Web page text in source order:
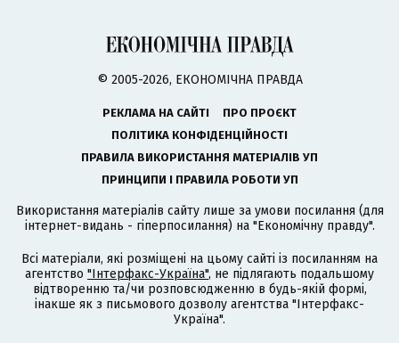
© 2005-2026, ЕКОНОМІЧНА ПРАВДА
РЕКЛАМА НА САЙТІ
ПРО ПРОЄКТ
ПОЛІТИКА КОНФІДЕНЦІЙНОСТІ
ПРАВИЛА ВИКОРИСТАННЯ МАТЕРІАЛІВ УП
ПРИНЦИПИ І ПРАВИЛА РОБОТИ УП
Використання матеріалів сайту лише за умови посилання (для
інтернет-видань - гіперпосилання) на "Економічну правду".
Всі матеріали, які розміщені на цьому сайті із посиланням на
агентство "Інтерфакс-Україна", не підлягають подальшому
відтворенню та/чи розповсюдженню в будь-якій формі,
інакше як з письмового дозволу агентства "Інтерфакс-
Україна".